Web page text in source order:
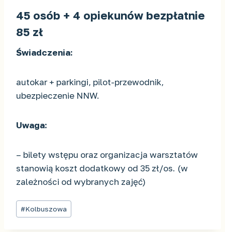
45 osób + 4 opiekunów bezpłatnie
85 zł
Świadczenia:
autokar + parkingi, pilot-przewodnik,
ubezpieczenie NNW.
Uwaga:
– bilety wstępu oraz organizacja warsztatów
stanowią koszt dodatkowy od 35 zł/os. (w
zależności od wybranych zajęć)
Tagi
wpisu:
#Kolbuszowa